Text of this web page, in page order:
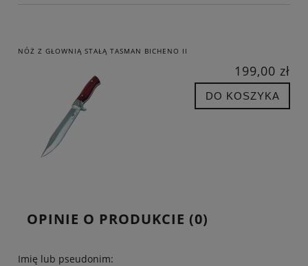
NÓŻ Z GŁOWNIĄ STAŁĄ TASMAN BICHENO II
199,00 zł
DO KOSZYKA
OPINIE O PRODUKCIE (0)
Imię lub pseudonim: